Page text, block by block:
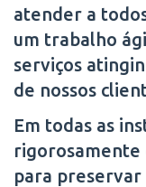
atender a
um trabalho
serviços
de nossos
Em todas as
rigorosamente
para preservar